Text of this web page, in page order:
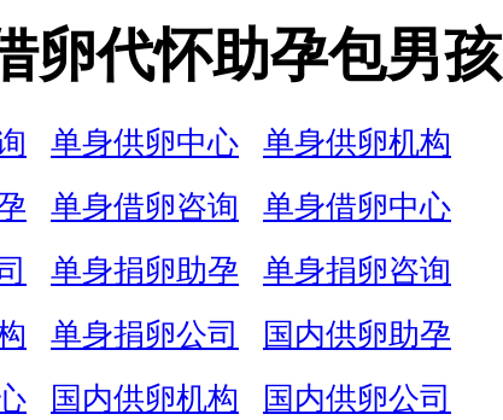
卵代怀助孕包男孩
单身供卵中心
单身供卵机构
单身借卵咨询
单身借卵中心
单身捐卵助孕
单身捐卵咨询
单身捐卵公司
国内供卵助孕
国内供卵机构
国内供卵公司